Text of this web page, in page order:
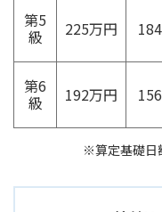
第5
級 225万円
第6
級 192万円
※算定基礎日